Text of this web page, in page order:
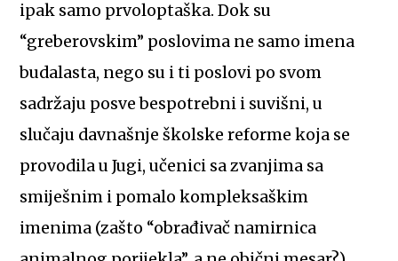
ipak samo prvoloptaška. Dok su
“greberovskim” poslovima ne samo imena
budalasta, nego su i ti poslovi po svom
sadržaju posve bespotrebni i suvišni, u
slučaju davnašnje školske reforme koja se
provodila u Jugi, učenici sa zvanjima sa
smiješnim i pomalo kompleksaškim
imenima (zašto “obrađivač namirnica